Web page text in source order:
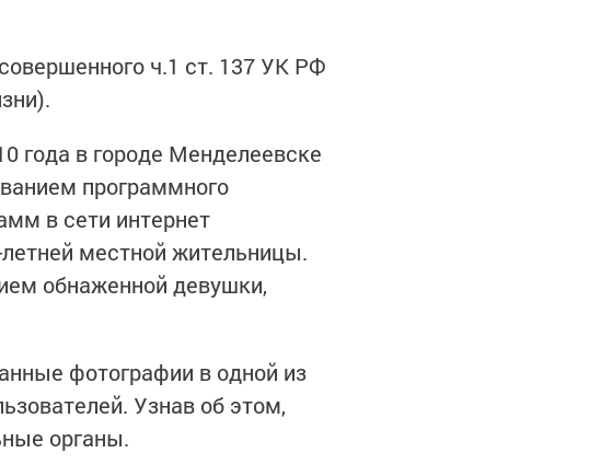
ч.1 ст. 137 УК РФ
года в городе Менделеевске
программного
в сети интернет
местной жительницы.
обнаженной девушки,
фотографии в одной из
Узнав об этом,
органы.